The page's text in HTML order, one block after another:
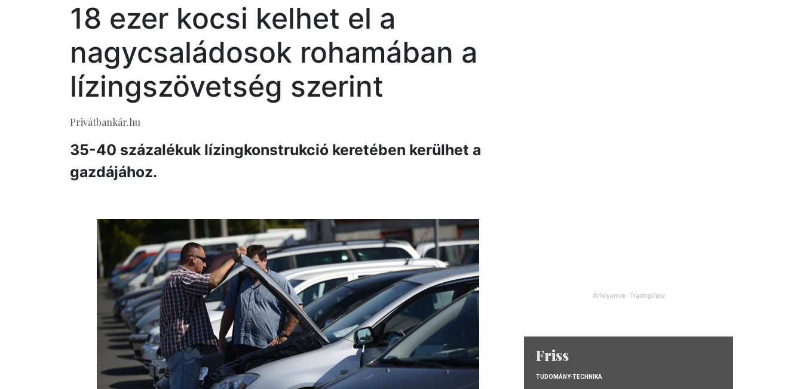
18 ezer kocsi kelhet el a
nagycsaládosok rohamában a
lízingszövetség szerint
Privátbankár.hu
35-40 százalékuk lízingkonstrukció keretében kerülhet a
gazdájához.
Árfolyamok: TradingView
Friss
TUDOMÁNY-TECHNIKA